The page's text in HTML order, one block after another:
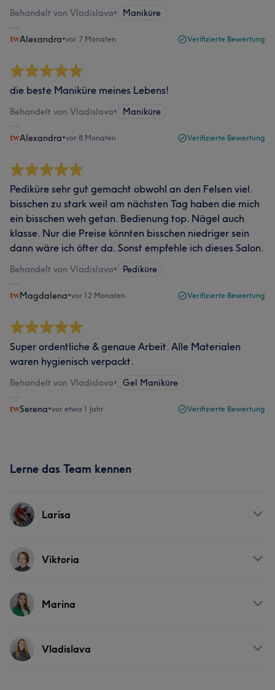
Behandelt von Vladislava• Maniküre
Alexandra•vor 7 Monaten Verifizierte Bewertung
die beste Maniküre meines Lebens!
Behandelt von Vladislava• Maniküre
Alexandra•vor 8 Monaten Verifizierte Bewertung
Pediküre sehr gut gemacht obwohl an den Felsen viel.
bisschen zu stark weil am nächsten Tag haben die mich
ein bisschen weh getan. Bedienung top. Nägel auch
klasse. Nur die Preise könnten bisschen niedriger sein
dann wäre ich öfter da. Sonst empfehle ich dieses Salon.
Behandelt von Vladislava• Pediküre
Magdalena•vor 12 Monaten Verifizierte Bewertung
Super ordentliche & genaue Arbeit. Alle Materialen
waren hygienisch verpackt.
Behandelt von Vladislava• Gel Maniküre
Serena•vor etwa 1 Jahr Verifizierte Bewertung
Lerne das Team kennen
Larisa
Services
Portfolio
Viktoria
Services
Portfolio
Marina
ServicesVladislava